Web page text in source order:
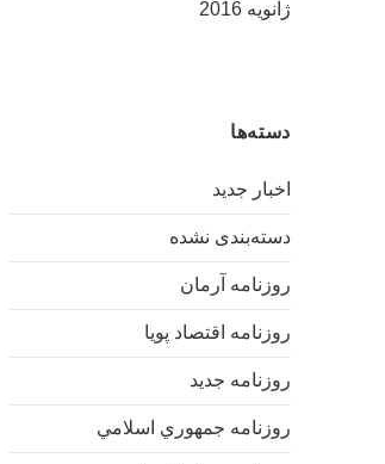
ژانویه 2016
دسته‌ها
اخبار جدید
دسته‌بندی نشده
روزنامه آرمان
روزنامه اقتصاد پویا
روزنامه جدید
روزنامه جمهوري اسلامي